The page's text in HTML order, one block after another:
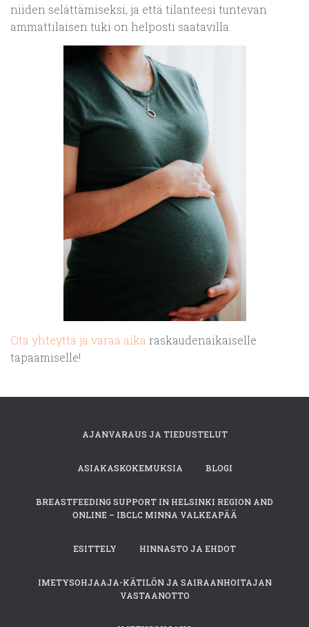
niiden selättämiseksi, ja että tilanteesi tuntevan
ammattilaisen tuki on helposti saatavilla.
Ota yhteyttä ja varaa aika raskaudenaikaiselle
tapaamiselle!
AJANVARAUS JA TIEDUSTELUT
ASIAKASKOKEMUKSIA BLOGI
BREASTFEEDING SUPPORT IN HELSINKI REGION AND
ONLINE – IBCLC MINNA VALKEAPÄÄ
ESITTELY HINNASTO JA EHDOT
IMETYSOHJAAJA-KÄTILÖN JA SAIRAANHOITAJAN
VASTAANOTTO